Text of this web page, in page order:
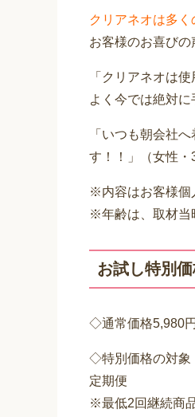
クリアネオは多
お客様のお喜びの
「クリアネオは
よく今では絶対に
「いつも朝会社
す！！」（女性・
※内容はお客様個
※年齢は、取材当
お試し特別
◇通常価格5,980
◇特別価格の対象
定期便
※最低2回継続商